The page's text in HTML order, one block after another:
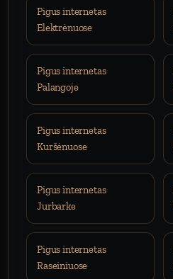
Pigus internetas
Elektrėnuose
Pigus internetas
Palangoje
Pigus internetas
Kuršėnuose
Pigus internetas
Jurbarke
Pigus internetas
Raseiniuose